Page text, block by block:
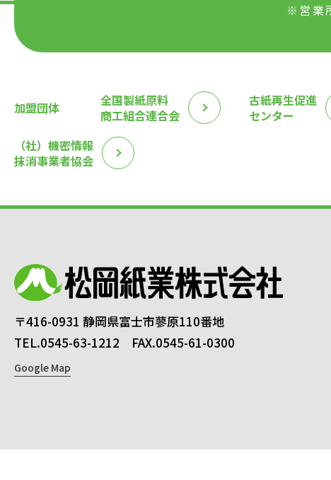
※営業
加盟団体
全国製紙原料
商工組合連合会
古紙再生促進
センター
（社）機密情報
抹消事業者協会
〒416-0931 静岡県富士市蓼原110番地
TEL.0545-63-1212 FAX.0545-61-0300
Google Map